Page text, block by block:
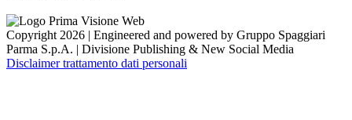
Copyright 2026 | Engineered and powered by Gruppo Spaggiari
Parma S.p.A. | Divisione Publishing & New Social Media
Disclaimer trattamento dati personali